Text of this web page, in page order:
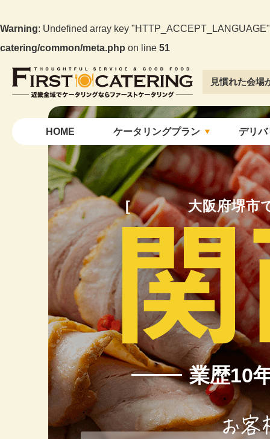
Warning: Undefined array key
catering/common/meta.php on line 51
大阪でケータリングならファーストケー
タリング
見慣れた会場
HOME ケータリングプラン デリ
大阪府堺市
大阪No.1
業歴10